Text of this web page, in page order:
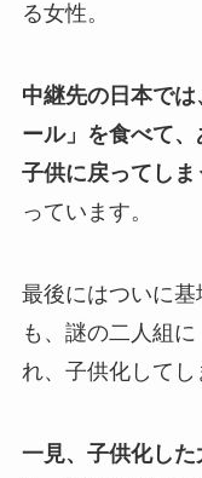
る女性。
中継先の日本で
ール」を食べて
子供に戻ってし
っています。
最後にはついに
も、謎の二人組
れ、子供化してし
一見、子供化し